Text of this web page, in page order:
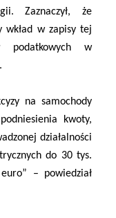
Zaznaczył, że
wkład w zapisy tej
podatkowych w
na samochody
kwoty,
działalności
do 30 tys.
– powiedział